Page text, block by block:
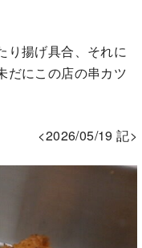
り揚げ具合、それに
だにこの店の串カツ
<2026/05/19 記>